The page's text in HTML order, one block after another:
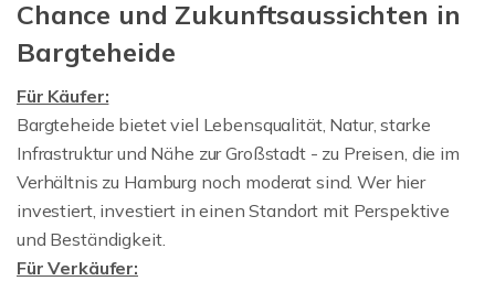
Chance und Zukunftsaussichten in
Bargteheide
Für Käufer:
Bargteheide bietet viel Lebensqualität, Natur, starke
Infrastruktur und Nähe zur Großstadt - zu Preisen, die im
Verhältnis zu Hamburg noch moderat sind. Wer hier
investiert, investiert in einen Standort mit Perspektive
und Beständigkeit.
Für Verkäufer: